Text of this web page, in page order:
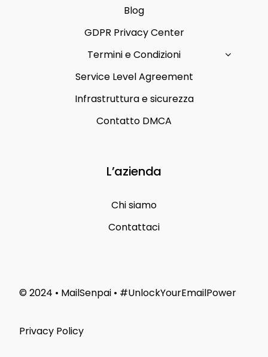
Blog
GDPR Privacy Center
Termini e Condizioni
Service Level Agreement
Infrastruttura e sicurezza
Contatto DMCA
L’azienda
Chi siamo
Contattaci
© 2024 • MailSenpai • #UnlockYourEmailPower
Privacy Policy